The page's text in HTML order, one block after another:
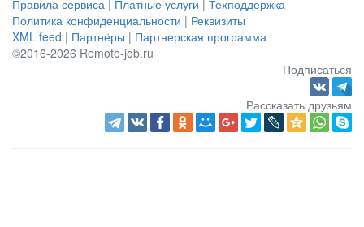
Правила сервиса | Платные услуги | Техподдержка
Политика конфиденциальности | Реквизиты
XML feed | Партнёры | Партнерская программа
©2016-2026 Remote-job.ru
Подписаться
Рассказать друзьям